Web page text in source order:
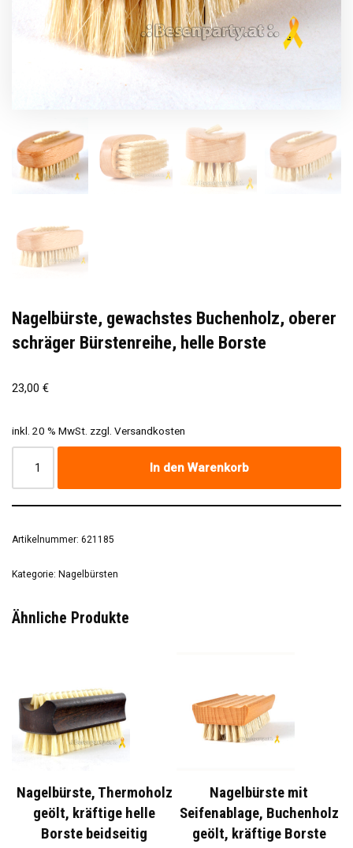
Nagelbürste, gewachstes Buchenholz, oberer
schräger Bürstenreihe, helle Borste
23,00 €
inkl. 20 % MwSt. zzgl. Versandkosten
In den Warenkorb
Artikelnummer: 621185
Kategorie: Nagelbürsten
Ähnliche Produkte
Nagelbürste, Thermoholz
geölt, kräftige helle
Borste beidseitig
Nagelbürste mit
Seifenablage, Buchenholz
geölt, kräftige Borste